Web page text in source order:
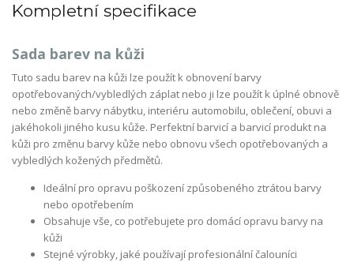
Kompletní specifikace
Sada barev na kůži
Tuto sadu barev na kůži lze použít k obnovení barvy
opotřebovaných/vybledlých záplat nebo ji lze použít k úplné obnově
nebo změně barvy nábytku, interiéru automobilu, oblečení, obuvi a
jakéhokoli jiného kusu kůže. Perfektní barvicí a barvicí produkt na
kůži pro změnu barvy kůže nebo obnovu všech opotřebovaných a
vybledlých kožených předmětů.
Ideální pro opravu poškození způsobeného ztrátou barvy
nebo opotřebením
Obsahuje vše, co potřebujete pro domácí opravu barvy na
kůži
Stejné výrobky, jaké používají profesionální čalouníci